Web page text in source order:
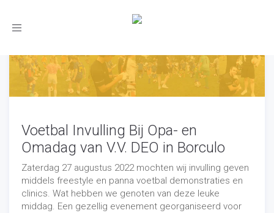
Toggle
Voetbal Invulling Bij Opa- en
Omadag van V.V. DEO in Borculo
Zaterdag 27 augustus 2022 mochten wij invulling geven
middels freestyle en panna voetbal demonstraties en
clinics. Wat hebben we genoten van deze leuke
middag. Een gezellig evenement georganiseerd voor